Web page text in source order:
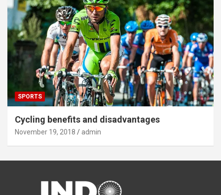
SPORTS
Cycling benefits and disadvantages
November 19, 2018 admin